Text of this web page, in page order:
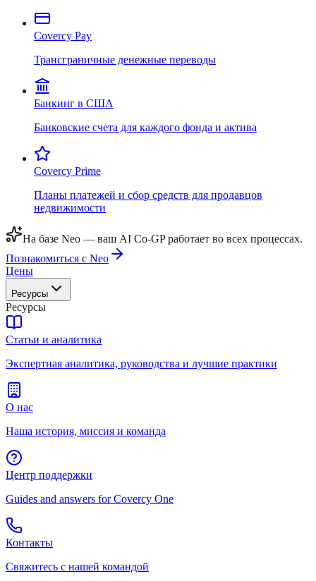
Covercy Pay
Трансграничные денежные переводы
Банкинг в США
Банковские счета для каждого фонда и актива
Covercy Prime
Планы платежей и сбор средств для продавцов
недвижимости
На базе Neo — ваш AI Co-GP работает во всех процессах.
Познакомиться с Neo
Цены
Ресурсы
Ресурсы
Статьи и аналитика
Экспертная аналитика, руководства и лучшие практики
О нас
Наша история, миссия и команда
Центр поддержки
Guides and answers for Covercy One
Контакты
Свяжитесь с нашей командой